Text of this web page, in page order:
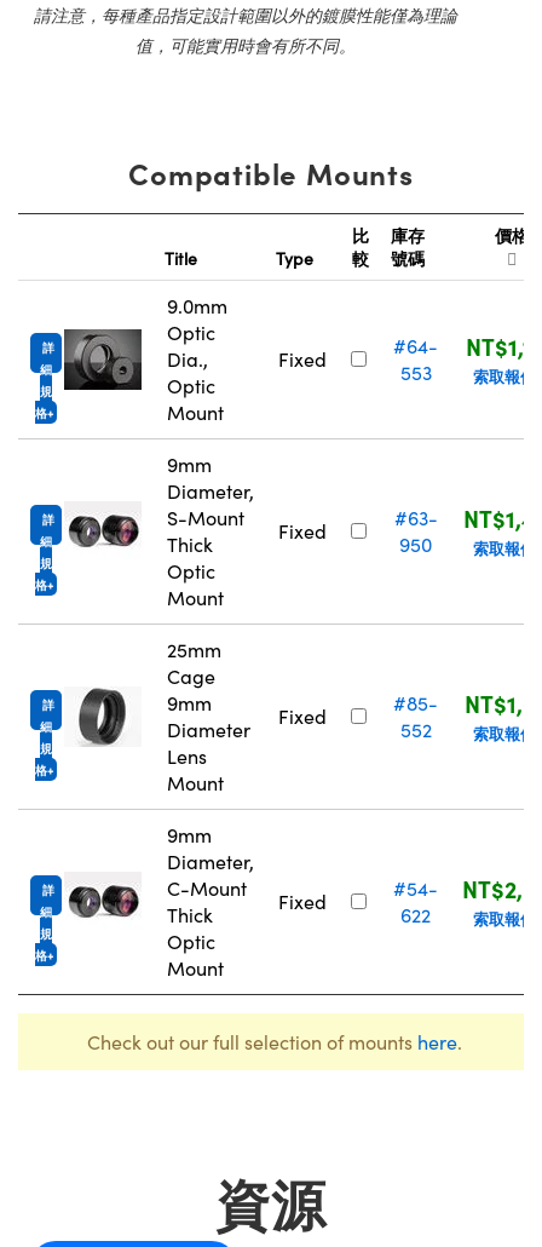
請注意，每種產品指定設計範圍以外的鍍膜性能僅為理論
值，可能實用時會有所不同。
Compatible Mounts
Title Type
比
較
庫存
號碼
價格
詳
細
規
格
9.0mm
Optic
Dia.,
Optic
Mount
Fixed
#64-
553
索取報價
詳
細
規
格
9mm
Diameter,
S-Mount
Thick
Optic
Mount
Fixed
#63-
950
索取報價
詳
細
規
格
25mm
Cage
9mm
Diameter
Lens
Mount
Fixed
#85-
552
索取報價
詳
細
規
格
9mm
Diameter,
C-Mount
Thick
Optic
Mount
Fixed
#54-
622
索取報價
Check out our full selection of mounts here.
資源